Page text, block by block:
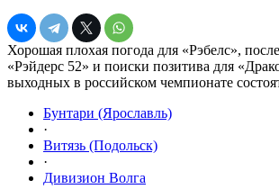
Хорошая плохая погода для «Рэбелс»,
«Рэйдерс 52» и поиски позитива для
выходных в российском чемпионате
Бунтари (Ярославль)
·
Витязь (Подольск)
·
Дивизион Волга